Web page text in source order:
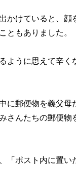
けていると、顔
ともありました。
ように思えて辛
郵便物を義父母
さんたちの郵便物
「ポスト内に置